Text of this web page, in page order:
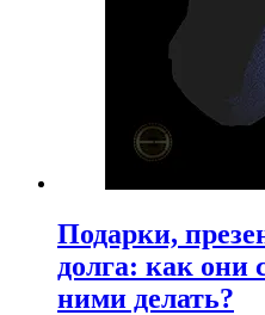
Подарки,
долга: как они
ними делать?